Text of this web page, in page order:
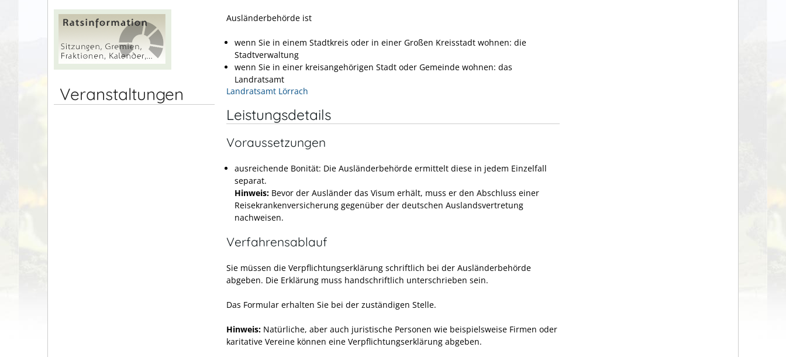
Veranstaltungen
Ausländerbehörde ist
wenn Sie in einem Stadtkreis oder in einer Großen Kreisstadt wohnen: die
Stadtverwaltung
wenn Sie in einer kreisangehörigen Stadt oder Gemeinde wohnen: das
Landratsamt
Landratsamt Lörrach
Leistungsdetails
Voraussetzungen
ausreichende Bonität: Die Ausländerbehörde ermittelt diese in jedem Einzelfall
separat.
Hinweis: Bevor der Ausländer das Visum erhält, muss er den Abschluss einer
Reisekrankenversicherung gegenüber der deutschen Auslandsvertretung
nachweisen.
Verfahrensablauf
Sie müssen die Verpflichtungserklärung schriftlich bei der Ausländerbehörde
abgeben. Die Erklärung muss handschriftlich unterschrieben sein.
Das Formular erhalten Sie bei der zuständigen Stelle.
Hinweis: Natürliche, aber auch juristische Personen wie beispielsweise Firmen oder
karitative Vereine können eine Verpflichtungserklärung abgeben.